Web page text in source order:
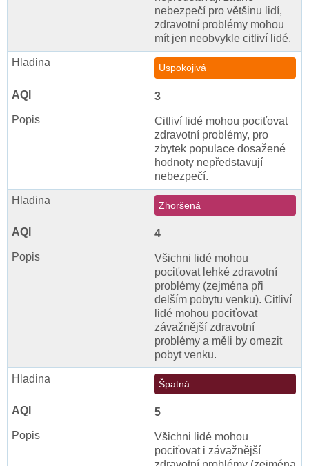
nebezpečí pro většinu lidí,
zdravotní problémy mohou
mít jen neobvykle citliví lidé.
Uspokojivá
3
Citliví lidé mohou pociťovat
zdravotní problémy, pro
zbytek populace dosažené
hodnoty nepředstavují
nebezpečí.
Zhoršená
4
Všichni lidé mohou
pociťovat lehké zdravotní
problémy (zejména při
delším pobytu venku). Citliví
lidé mohou pociťovat
závažnější zdravotní
problémy a měli by omezit
pobyt venku.
Špatná
5
Všichni lidé mohou
pociťovat i závažnější